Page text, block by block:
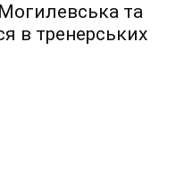
та
в тренерських